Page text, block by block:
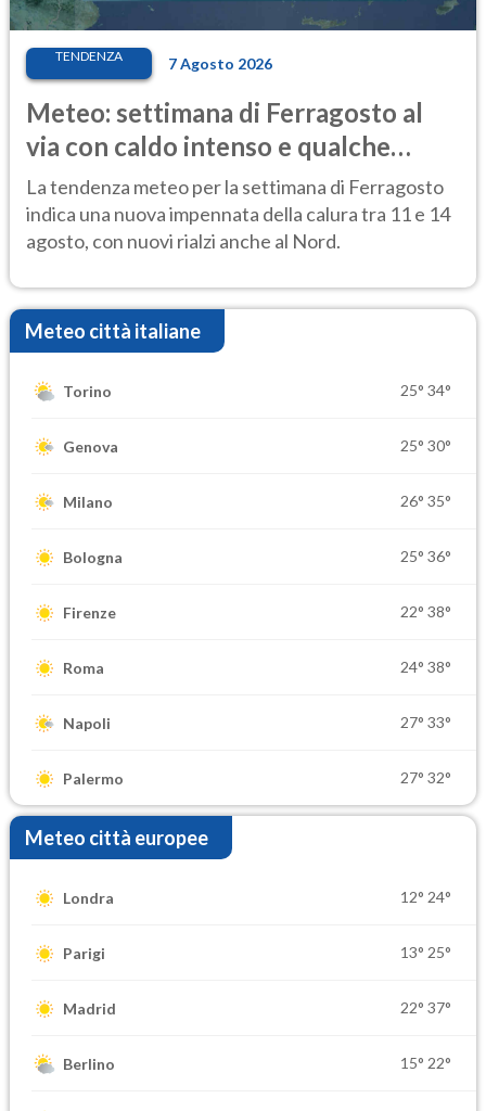
TENDENZA 7 Agosto 2026
Meteo: settimana di Ferragosto al
via con caldo intenso e qualche
temporale
La tendenza meteo per la settimana di Ferragosto
indica una nuova impennata della calura tra 11 e 14
agosto, con nuovi rialzi anche al Nord.
Meteo città italiane
Torino 25° 34°
Genova 25° 30°
Milano 26° 35°
Bologna 25° 36°
Firenze 22° 38°
Roma 24° 38°
Napoli 27° 33°
Palermo 27° 32°
Meteo città europee
Londra 12° 24°
Parigi 13° 25°
Madrid 22° 37°
Berlino 15° 22°